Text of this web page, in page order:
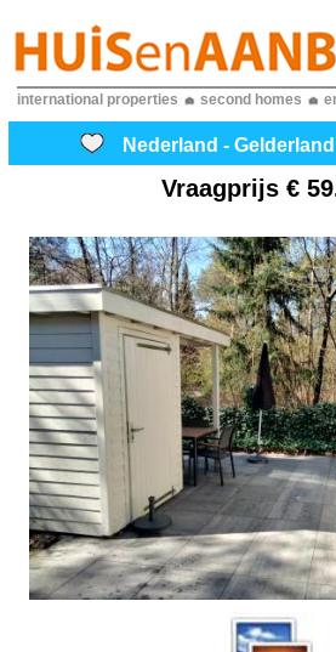
international properties second homes
Nederland -
Vraagprijs€